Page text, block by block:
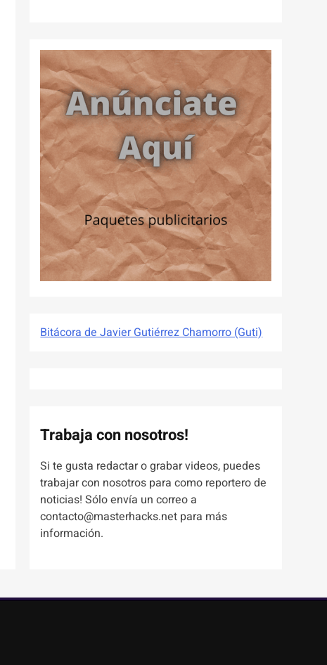
Bitácora de Javier Gutiérrez Chamorro (Guti)
Trabaja con nosotros!
Si te gusta redactar o grabar videos, puedes
trabajar con nosotros para como reportero de
noticias! Sólo envía un correo a
contacto@masterhacks.net para más
información.